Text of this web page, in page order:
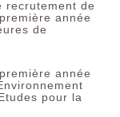
recrutement de
année
de
année
pour la